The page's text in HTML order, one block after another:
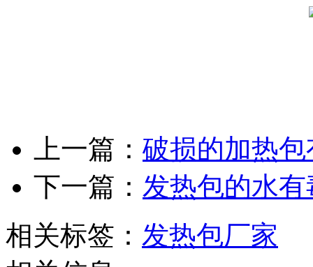
上一篇： 破损的加热
下一篇： 发热包的水
相关标签： 发热包厂家